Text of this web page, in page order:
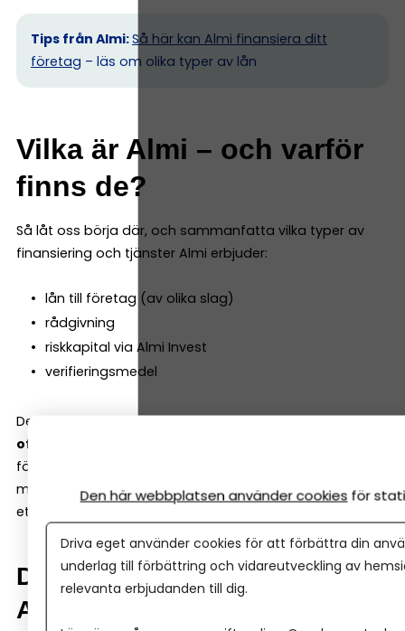
Tips från Almi:Så här kan Almi finansiera ditt
företag – läs om olika typer av lån
Vilka är Almi – och varför
finns de?
Så låt oss börja där, och sammanfatta vilka typer av
finansiering och tjänster Almi erbjuder:
lån till företag (av olika slag)
rådgivning
riskkapital via Almi Invest
verifieringsmedel
Den viktigaste skillnaden mot en vanlig bank är attAlmi
ofta kan ta större risk.
företag tidigare i utvecklingen men är också med och
möjliggör satsningar tillsammans med bank även i mer
etablerade företag.
Du får mer än bara ett lån hos
Almi
Den här webbplatsen använder cookies för
Driva eget använder cookies för att förbättra din
underlag till förbättring och vidareutveckling av
relevanta erbjudanden till dig.